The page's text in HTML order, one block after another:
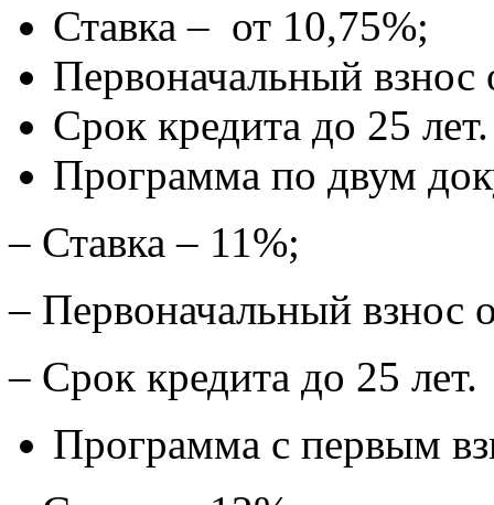
Ставка – от 10,75%;
Первоначальный взнос
Срок кредита до 25 лет.
Программа по двум
– Ставка – 11%;
– Первоначальный взнос
– Срок кредита до 25 лет.
Программа с первым